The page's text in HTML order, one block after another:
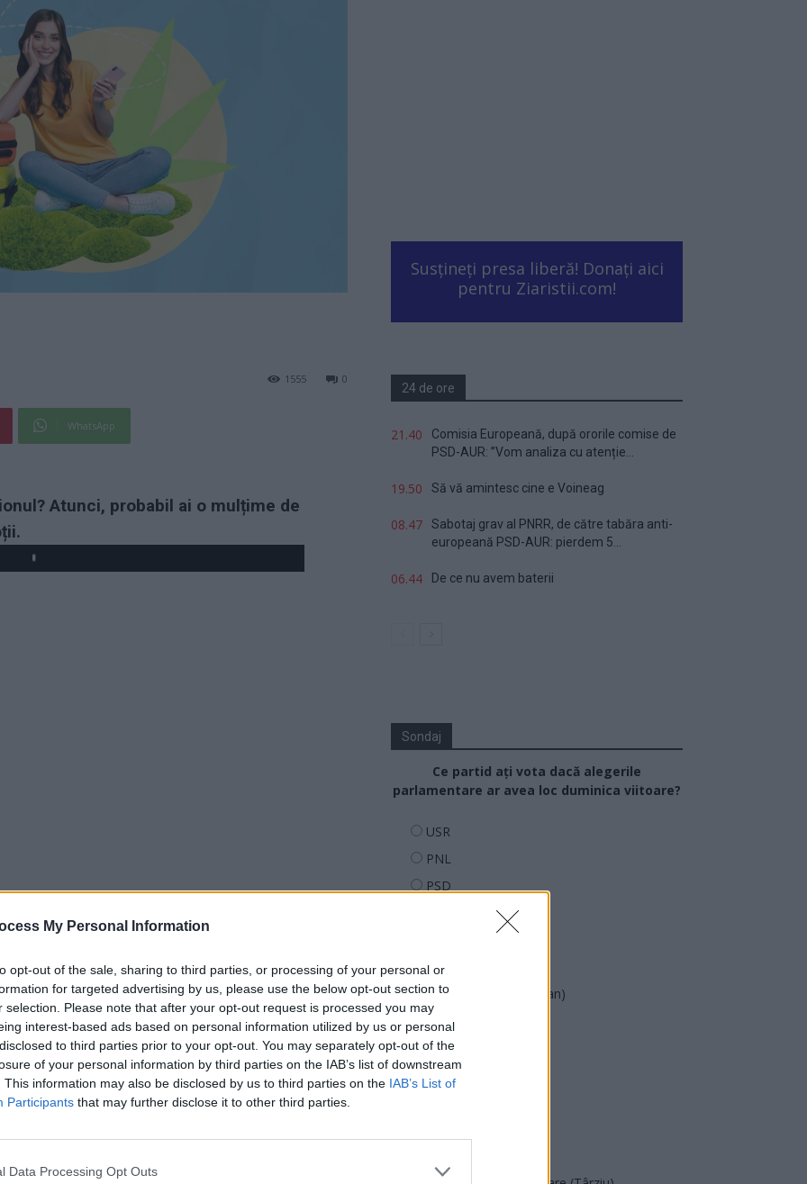
My Personal Information
opt-out of the sale, sharing to third parties, or processing of your personal or
for targeted advertising by us, please use the below opt-out section to
selection. Please note that after your opt-out request is processed you may
interest-based ads based on personal information utilized by us or personal
to third parties prior to your opt-out. You may separately opt-out of the
of your personal information by third parties on the IAB’s list of downstream
This information may also be disclosed by us to third parties on the IAB’s List of
Participants that may further disclose it to other third parties.
Data Processing Opt Outs
0
1555
WhatsApp
Atunci, probabil ai o mulțime de
să iei cu tine? Ce faci dacă apar turbulențe? Zborul
cu puțină pregătire, totul devine mult mai simplu.
le știi înainte de primul tău zbor, ca să te simți
la aeroport!
„la fix”. Aeroporturile sunt spații mari,
urcării în avion presupune mai multe etape
și nu cunoști pașii.
Susțineți presa liberă! Donați aici
pentru Ziaristii.com!
24 de ore
21.40
Comisia Europeană, după ororile comise de
PSD-AUR: ”Vom analiza cu atenție...
19.50 Să vă amintesc cine e Voineag
08.47
Sabotaj grav al PNRR, de către tabăra anti-
europeană PSD-AUR: pierdem 5...
06.44 De ce nu avem baterii
Sondaj
Ce partid ați vota dacă alegerile
parlamentare ar avea loc duminica viitoare?
USR
PNL
PSD
PMP (Tomac)
Forța Dreptei (L. Orban)
PNȚMM
REPER
SENS